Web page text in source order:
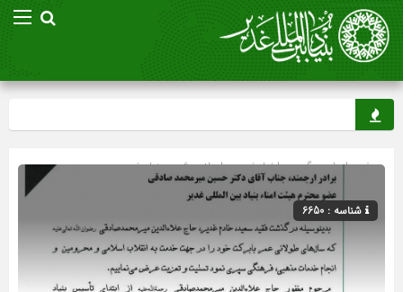
صفحه اصلی» گروه »اخبار غدیر»اسلاید شو»بنیاد غدیر
شناسه : 6650